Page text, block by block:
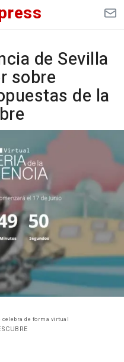
de Sevilla
sobre
de la
celebra de forma virtual